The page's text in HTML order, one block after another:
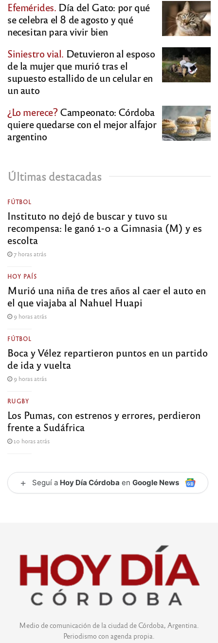
Efemérides. Día del Gato: por qué
se celebra el 8 de agosto y qué
necesitan para vivir bien
Siniestro vial. Detuvieron al esposo
de la mujer que murió tras el
supuesto estallido de un celular en
un auto
¿Lo merece?Campeonato: Córdoba
quiere quedarse con el mejor alfajor
argentino
Últimas destacadas
FÚTBOL
Instituto no dejó de buscar y tuvo su
recompensa: le ganó 1-0 a Gimnasia (M) y es
escolta
7 horas atrás
HOY PAÍS
Murió una niña de tres años al caer el auto en
el que viajaba al Nahuel Huapi
9 horas atrás
FÚTBOL
Boca y Vélez repartieron puntos en un partido
de ida y vuelta
9 horas atrás
RUGBY
Los Pumas, con estrenos y errores, perdieron
frente a Sudáfrica
10 horas atrás
+ Seguí a Hoy Día Córdoba en Google News
Medio de comunicación de la ciudad de Córdoba, Argentina.
Periodismo con agenda propia.